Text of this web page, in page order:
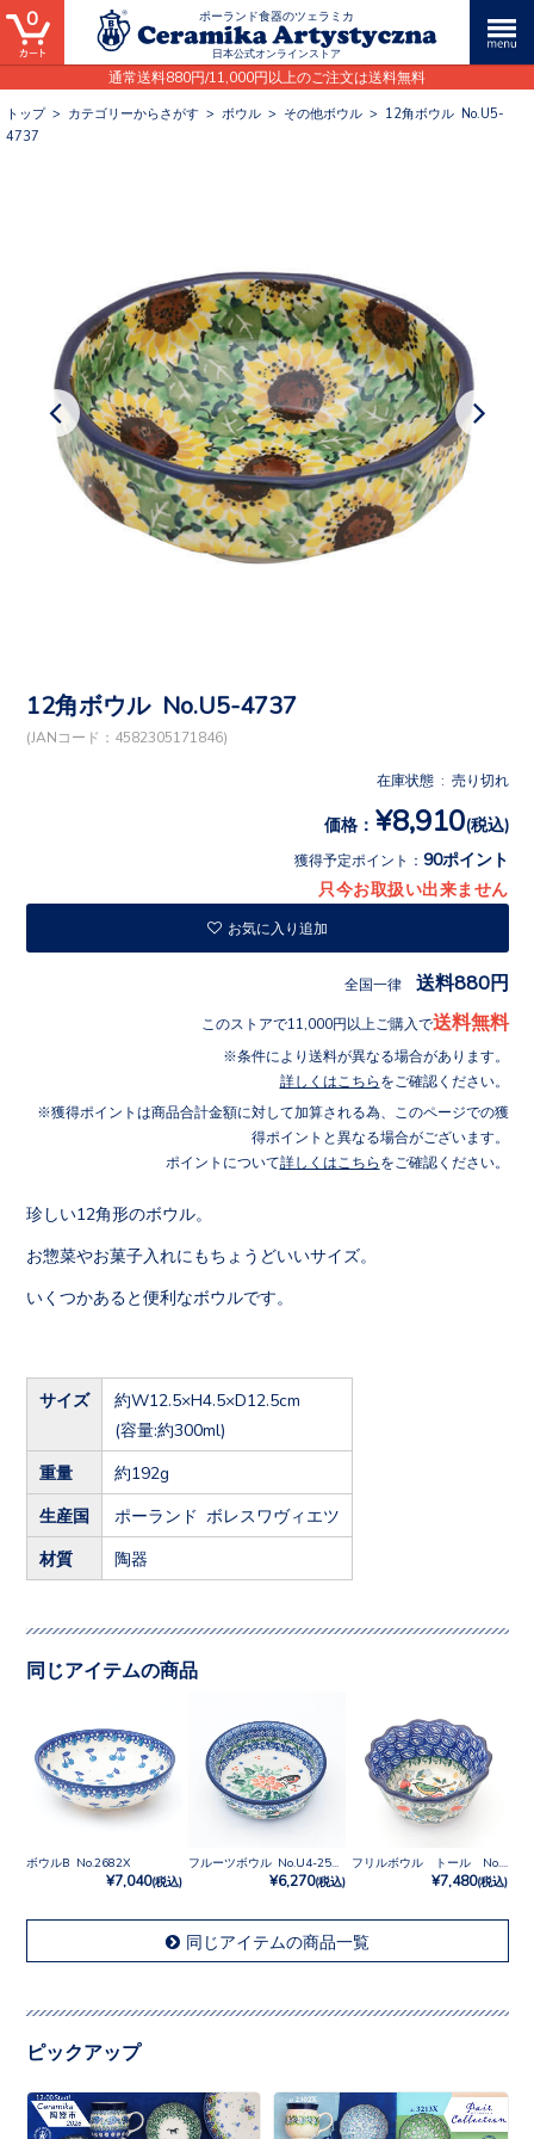
ポーランド食器のツェラミカ
日本公式オンラインストア
通常送料880円/11,000円以上のご注文は送料無料
0
トップ> カテゴリーからさがす > ボウル > その他ボウル > 12角ボウル No.U5-
4737
12角ボウル No.U5-4737
(JANコード：4582305171846)
在庫状態 : 売り切れ
価格： ¥8,910(税込)
獲得予定ポイント： 90ポイント
只今お取扱い出来ません
お気に入り追加
全国一律 送料880円
このストアで11,000円以上ご購入で送料無料
条件により送料が異なる場合があります。
詳しくはこちら をご確認ください。
獲得ポイントは商品合計金額に対して加算される為、このページでの獲
得ポイントと異なる場合がございます。
ポイントについて詳しくはこちら をご確認ください。
珍しい12角形のボウル。
お惣菜やお菓子入れにもちょうどいいサイズ。
いくつかあると便利なボウルです。
サイズ
約W12.5×H4.5×D12.5cm
(容量:約300ml)
重量 約192g
生産国 ポーランド ボレスワヴィエツ
材質 陶器
同じアイテムの商品
ボウルB No.2682X
¥7,040(税込) ¥6,270(税込) ¥7,480(税込)
同じアイテムの商品一覧
ピックアップ